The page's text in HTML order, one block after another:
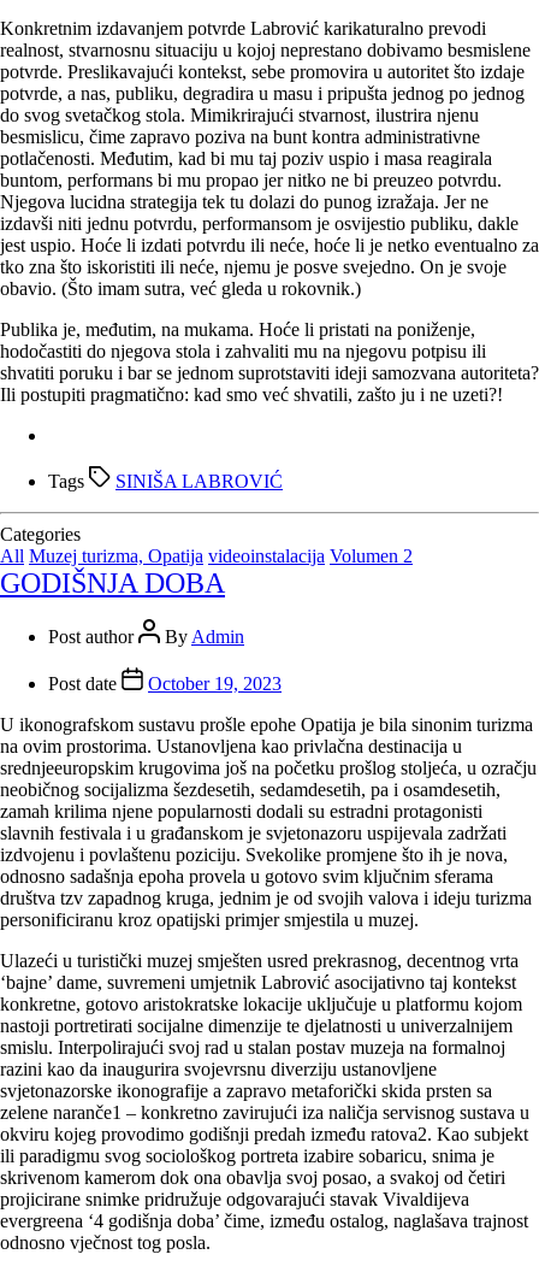
Konkretnim izdavanjem potvrde Labrović karikaturalno prevodi
realnost, stvarnosnu situaciju u kojoj neprestano dobivamo besmislene
potvrde. Preslikavajući kontekst, sebe promovira u autoritet što izdaje
potvrde, a nas, publiku, degradira u masu i pripušta jednog po jednog
do svog svetačkog stola. Mimikrirajući stvarnost, ilustrira njenu
besmislicu, čime zapravo poziva na bunt kontra administrativne
potlačenosti. Međutim, kad bi mu taj poziv uspio i masa reagirala
buntom, performans bi mu propao jer nitko ne bi preuzeo potvrdu.
Njegova lucidna strategija tek tu dolazi do punog izražaja. Jer ne
izdavši niti jednu potvrdu, performansom je osvijestio publiku, dakle
jest uspio. Hoće li izdati potvrdu ili neće, hoće li je netko eventualno za
tko zna što iskoristiti ili neće, njemu je posve svejedno. On je svoje
obavio. (Što imam sutra, već gleda u rokovnik.)
Publika je, međutim, na mukama. Hoće li pristati na poniženje,
hodočastiti do njegova stola i zahvaliti mu na njegovu potpisu ili
shvatiti poruku i bar se jednom suprotstaviti ideji samozvana autoriteta?
Ili postupiti pragmatično: kad smo već shvatili, zašto ju i ne uzeti?!
Tags SINIŠA LABROVIĆ
Categories
All Muzej turizma, Opatija videoinstalacija Volumen 2
GODIŠNJA DOBA
Post author By Admin
Post date
October 19, 2023
U ikonografskom sustavu prošle epohe Opatija je bila sinonim turizma
na ovim prostorima. Ustanovljena kao privlačna destinacija u
srednjeeuropskim krugo­vima još na početku prošlog stoljeća, u ozračju
neobičnog socija­lizma šezdesetih, sedamdesetih, pa i osamdesetih,
zamah krilima njene popularnosti dodali su estradni protagonisti
slavnih festivala i u građanskom je svje­tonazoru uspijevala zadržati
izdvojenu i povlaštenu poziciju. Svekolike promjene što ih je nova,
odnosno sadašnja epoha provela u gotovo svim ključnim sferama
društva tzv zapadnog kruga, jednim je od svojih valova i ideju turizma
personificiranu kroz opatijski primjer smjestila u muzej.
Ulazeći u turistički muzej smješten usred prekrasnog, decentnog vrta
‘bajne’ dame, suvremeni umjetnik Labrović asocijativno taj kontekst
konkretne, gotovo aristokratske lokacije uključuje u platformu kojom
nastoji portretirati socijalne dimenzije te djelatnosti u univerzalnijem
smislu. Interpolirajući svoj rad u stalan postav muzeja na formalnoj
razini kao da inaugurira svojevrsnu diverziju ustanovljene
svjetonazorske ikonografije a zapravo metaforički skida prsten sa
zelene naranče1 – konkretno zavirujući iza naličja servisnog sustava u
okviru kojeg provodimo godišnji predah između ratova2. Kao subjekt
ili paradigmu svog sociološkog portreta izabire sobaricu, snima je
skrivenom kamerom dok ona obavlja svoj posao, a svakoj od četiri
projicirane snimke pridružuje odgovarajući stavak Vivaldijeva
evergreena ‘4 godišnja doba’ čime, između ostalog, naglašava trajnost
odnosno vječnost tog posla.